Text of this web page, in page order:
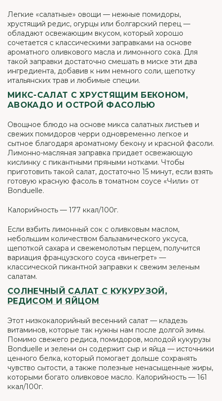
Легкие «салатные» овощи — нежные помидоры,
хрустящий редис, огурцы или болгарский перец —
обладают освежающим вкусом, который хорошо
сочетается с классическими заправками на основе
ароматного оливкового масла и лимонного сока. Для
такой заправки достаточно смешать в миске эти два
ингредиента, добавив к ним немного соли, щепотку
итальянских трав и любимые специи.
МИКС-САЛАТ С ХРУСТЯЩИМ БЕКОНОМ,
АВОКАДО И ОСТРОЙ ФАСОЛЬЮ
Овощное блюдо на основе микса салатных листьев и
свежих помидоров черри одновременно легкое и
сытное благодаря ароматному бекону и красной фасоли.
Лимонно-масляная заправка придает освежающую
кислинку с пикантными пряными нотками. Чтобы
приготовить такой салат, достаточно 15 минут, если взять
готовую красную фасоль в томатном соусе «Чили» от
Bonduelle.
Калорийность — 177 ккал/100г.
Если взбить лимонный сок с оливковым маслом,
небольшим количеством бальзамического уксуса,
щепоткой сахара и свежемолотым перцем, получится
вариация французского соуса «винегрет» —
классической пикантной заправки к свежим зеленым
салатам.
СОЛНЕЧНЫЙ САЛАТ С КУКУРУЗОЙ,
РЕДИСОМ И ЯЙЦОМ
Этот низкокалорийный весенний салат — кладезь
витаминов, которые так нужны нам после долгой зимы.
Помимо свежего редиса, помидоров, молодой кукурузы
Bonduelle и зелени он содержит сыр и яйца — источники
ценного белка, который помогает дольше сохранять
чувство сытости, а также полезные ненасыщенные жиры,
которыми богато оливковое масло. Калорийность — 161
ккал/100г.